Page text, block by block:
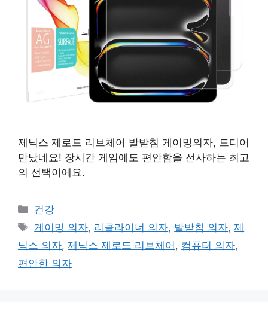
제닉스 제로드 리브체어 발받침 게이밍의자, 드디어
만났네요! 장시간 게임에도 편안함을 선사하는 최고
의 선택이에요.
카
테
고
리
건강
태
그
게이밍 의자, 리클라이너 의자, 발받침 의자,제
닉스 의자, 제닉스 제로드 리브체어 , 컴퓨터 의자,
편안한 의자